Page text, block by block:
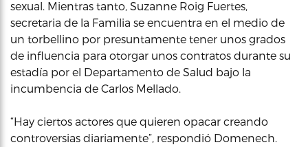
sexual. Mientras tanto, Suzanne Roig Fuertes,
secretaria de la Familia se encuentra en el medio de
un torbellino por presuntamente tener unos grados
de influencia para otorgar unos contratos durante su
estadía por el Departamento de Salud bajo la
incumbencia de Carlos Mellado.
“Hay ciertos actores que quieren opacar creando
controversias diariamente”, respondió Domenech.